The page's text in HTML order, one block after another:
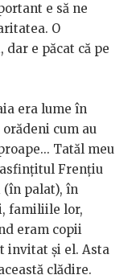
e să ne
O
e păcat că pe
era lume în
cum au
Tatăl meu
Frențiu
(în palat), în
familiile lor,
eram copii
invitat și el. Asta
clădire.